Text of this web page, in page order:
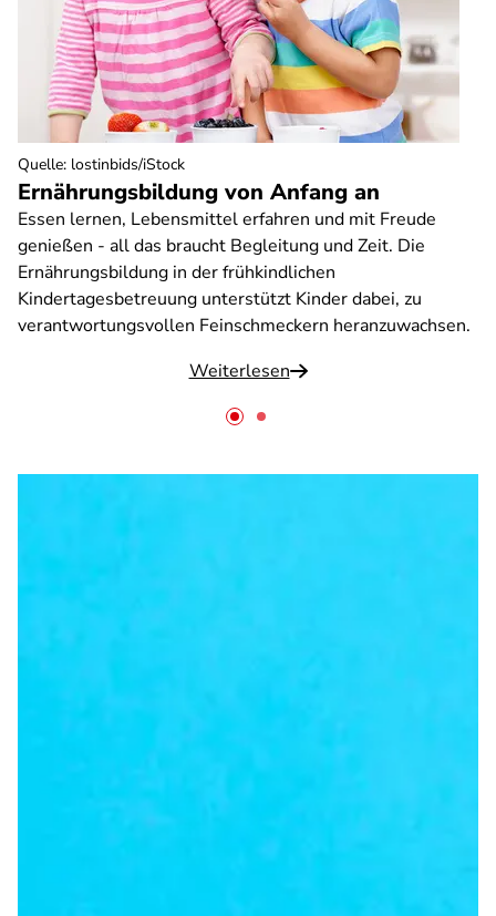
Ernährungsbildung von Anfang an
Essen lernen, Lebensmittel erfahren und mit Freude
genießen - all das braucht Begleitung und Zeit. Die
Ernährungsbildung in der frühkindlichen
Kindertagesbetreuung unterstützt Kinder dabei, zu
verantwortungsvollen Feinschmeckern heranzuwachsen.
Weiterlesen
Quelle: lostinbids/iStock